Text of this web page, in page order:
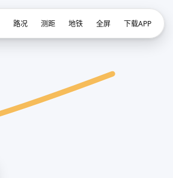
路况 测距 地铁 全屏 下载APP